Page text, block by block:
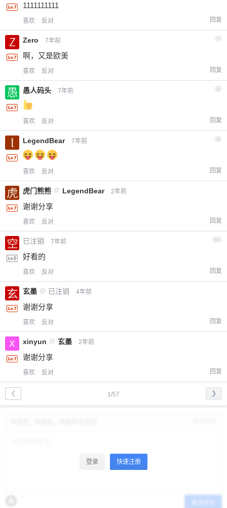
1111111111
喜欢 反对 回复
Zero 7年前 7
啊，又是欧美
喜欢 反对 回复
愚人码头 7年前
喜欢 反对 回复
LegendBear 7年前 9
喜欢 反对 回复
虎门熊熊 @ LegendBear 2年前
谢谢分享
喜欢 反对 回复
已注销 7年前
好看的
喜欢 反对 回复
玄墨 @ 已注销 4年前
谢谢分享
喜欢 反对 回复
xinyun @ 玄墨 2年前
谢谢分享
喜欢 反对 回复
1/57
❮ ❯
登录 快速注册